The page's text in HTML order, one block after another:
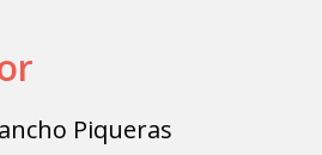
Piqueras